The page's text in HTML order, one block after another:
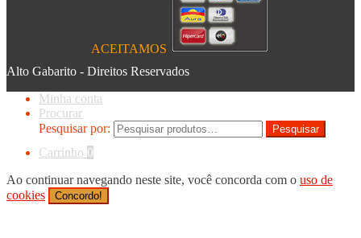
ACEITAMOS
Alto Gabarito - Direitos Reservados
Minha conta
Procurar
Pesquisar por:
Pesquisar
Carrinho 0
Ao continuar navegando neste site, você concorda com o uso de
cookies
Concordo!